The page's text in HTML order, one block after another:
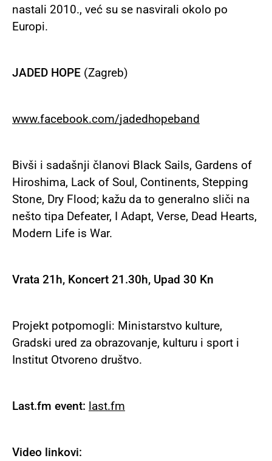
nastali 2010., već su se nasvirali okolo po
Europi.
JADED HOPE (Zagreb)
www.facebook.com/jadedhopeband
Bivši i sadašnji članovi Black Sails, Gardens of
Hiroshima, Lack of Soul, Continents, Stepping
Stone, Dry Flood; kažu da to generalno sliči na
nešto tipa Defeater, I Adapt, Verse, Dead Hearts,
Modern Life is War.
Vrata 21h, Koncert 21.30h, Upad 30 Kn
Projekt potpomogli: Ministarstvo kulture,
Gradski ured za obrazovanje, kulturu i sport i
Institut Otvoreno društvo.
Last.fm event: last.fm
Video linkovi: